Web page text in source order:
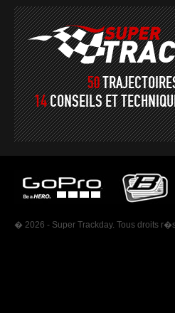
50
14CONSEILS ET
� 2026 - Super Trackday. Tous droits